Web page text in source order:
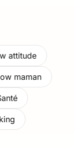
attitude
maman